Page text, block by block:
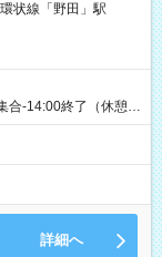
環状線「野田」駅
合-14:00終了（休憩
詳細へ